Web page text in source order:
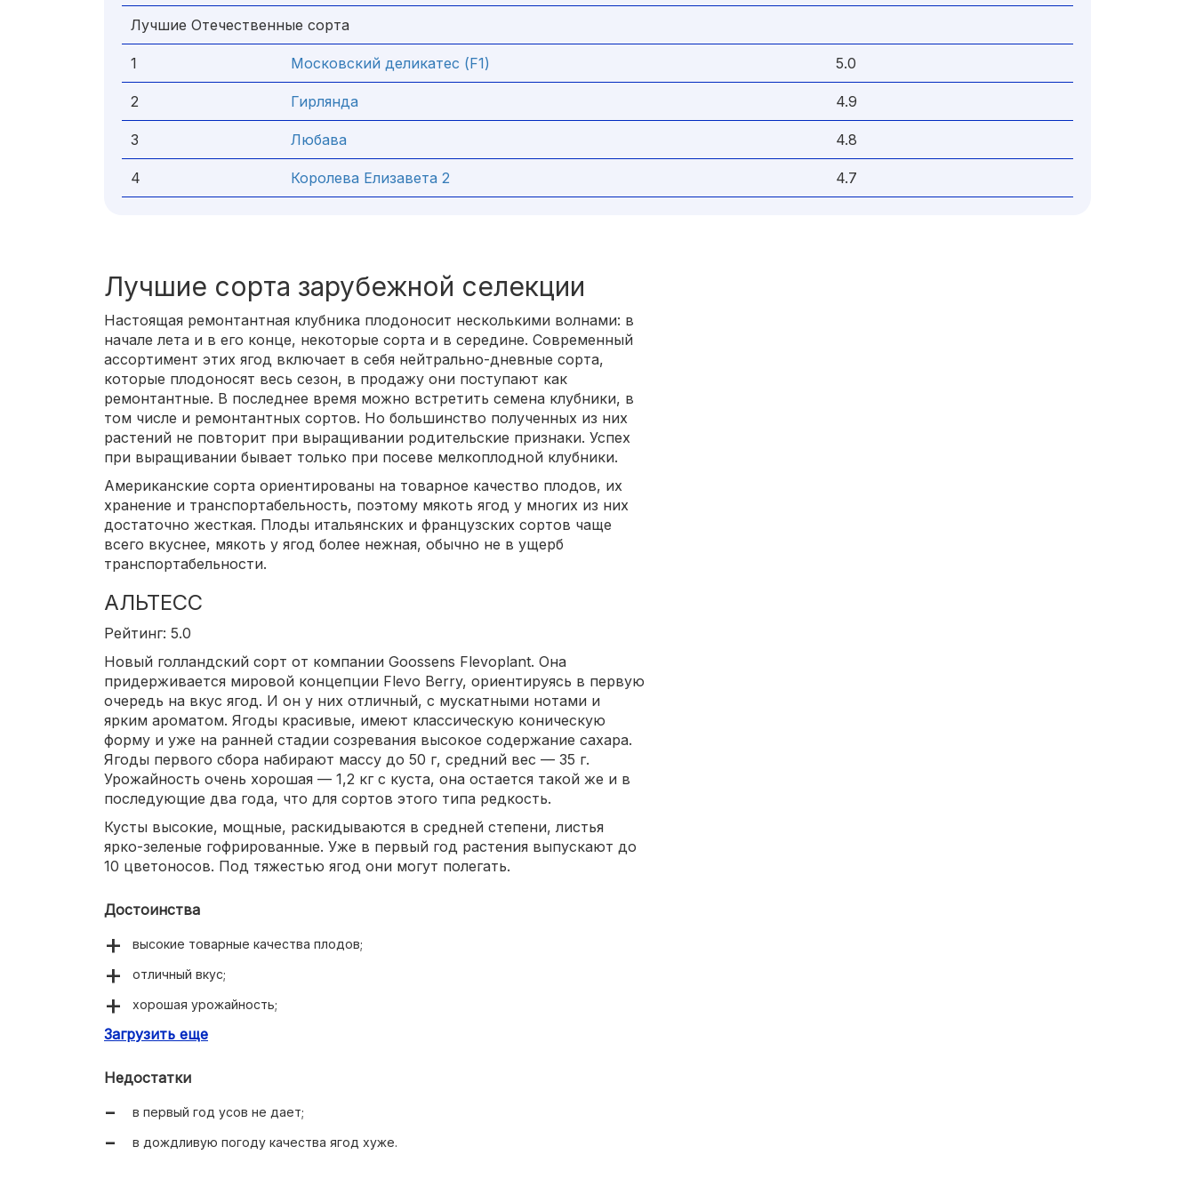
Лучшие Отечественные сорта
1 Московский деликатес (F1) 5.0
2 Гирлянда 4.9
3 Любава 4.8
4 Королева Елизавета 2 4.7
Лучшие сорта зарубежной селекции
Настоящая ремонтантная клубника плодоносит несколькими волнами: в
начале лета и в его конце, некоторые сорта и в середине. Современный
ассортимент этих ягод включает в себя нейтрально-дневные сорта,
которые плодоносят весь сезон, в продажу они поступают как
ремонтантные. В последнее время можно встретить семена клубники, в
том числе и ремонтантных сортов. Но большинство полученных из них
растений не повторит при выращивании родительские признаки. Успех
при выращивании бывает только при посеве мелкоплодной клубники.
Американские сорта ориентированы на товарное качество плодов, их
хранение и транспортабельность, поэтому мякоть ягод у многих из них
достаточно жесткая. Плоды итальянских и французских сортов чаще
всего вкуснее, мякоть у ягод более нежная, обычно не в ущерб
транспортабельности.
АЛЬТЕСС
Рейтинг: 5.0
Новый голландский сорт от компании Goossens Flevoplant. Она
придерживается мировой концепции Flevo Berry, ориентируясь в первую
очередь на вкус ягод. И он у них отличный, с мускатными нотами и
ярким ароматом. Ягоды красивые, имеют классическую коническую
форму и уже на ранней стадии созревания высокое содержание сахара.
Ягоды первого сбора набирают массу до 50 г, средний вес — 35 г.
Урожайность очень хорошая — 1,2 кг с куста, она остается такой же и в
последующие два года, что для сортов этого типа редкость.
Кусты высокие, мощные, раскидываются в средней степени, листья
ярко-зеленые гофрированные. Уже в первый год растения выпускают до
10 цветоносов. Под тяжестью ягод они могут полегать.
Достоинства
высокие товарные качества плодов;
отличный вкус;
хорошая урожайность;
высокое содержание сахара уже в технической спелости;
Загрузить еще
Недостатки
в первый год усов не дает;
в дождливую погоду качества ягод хуже.